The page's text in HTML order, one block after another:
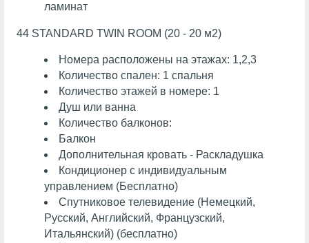
ламинат
44 STANDARD TWIN ROOM (20 - 20 м2)
Номера расположены на этажах: 1,2,3
Количество спален: 1 спальня
Количество этажей в номере: 1
Душ или ванна
Количество балконов:
Балкон
Дополнительная кровать - Раскладушка
Кондиционер с индивидуальным
управлением (Бесплатно)
Спутниковое телевидение (Немецкий,
Русский, Английский, Французский,
Итальянский) (бесплатно)